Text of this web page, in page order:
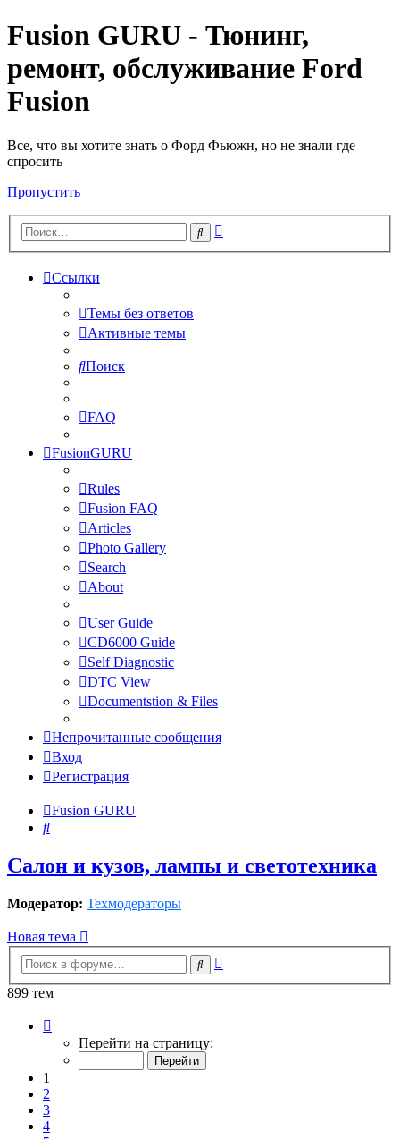
Fusion GURU - Тюнинг,
ремонт, обслуживание Ford
Fusion
Все, что вы хотите знать о Форд Фьюжн, но не знали где
спросить
Пропустить
Поиск
Ссылки
Темы без ответов
Активные темы
Поиск
FAQ
FusionGURU
Rules
Fusion FAQ
Articles
Photo Gallery
Search
About
User Guide
CD6000 Guide
Self Diagnostic
DTC View
Documentstion & Files
Непрочитанные сообщения
Вход
Регистрация
Fusion GURU
Поиск
Салон и кузов, лампы и светотехника
Модератор: Техмодераторы
Новая тема
Поиск
899 тем
Перейти на страницу:
1
2
3
4